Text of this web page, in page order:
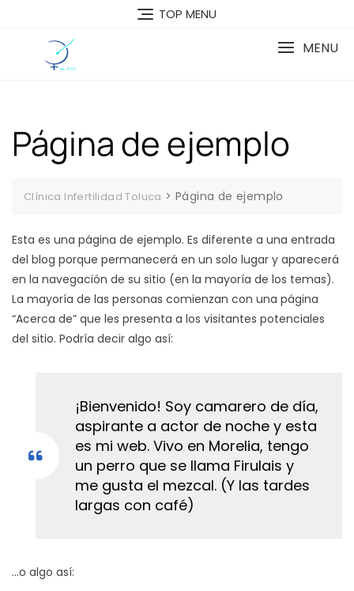
TOP MENU
MENU
Página de ejemplo
Clínica Infertilidad Toluca >Página de ejemplo
Esta es una página de ejemplo. Es diferente a una entrada
del blog porque permanecerá en un solo lugar y aparecerá
en la navegación de su sitio (en la mayoría de los temas).
La mayoría de las personas comienzan con una página
“Acerca de” que les presenta a los visitantes potenciales
del sitio. Podría decir algo así:
¡Bienvenido! Soy camarero de día,
aspirante a actor de noche y esta
es mi web. Vivo en Morelia, tengo
un perro que se llama Firulais y
me gusta el mezcal. (Y las tardes
largas con café)
…o algo así: